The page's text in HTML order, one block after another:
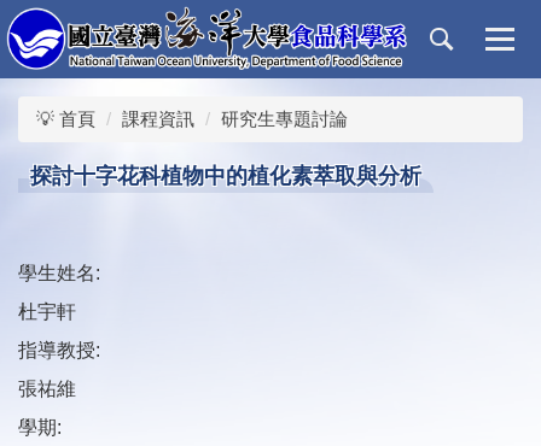
跳
到
主
要
💡 首頁 課程資訊 研究生專題討論
探討十字花科植物中的植化素萃取與分析
學生姓名:
杜宇軒
指導教授:
張祐維
學期: